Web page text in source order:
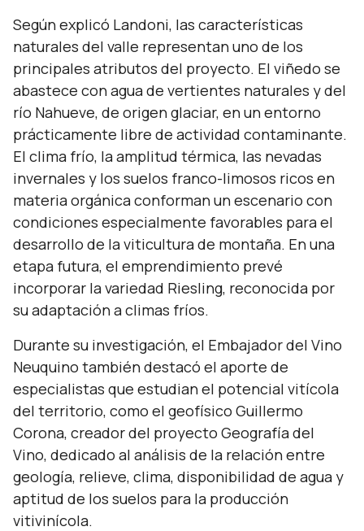
Según explicó Landoni, las características
naturales del valle representan uno de los
principales atributos del proyecto. El viñedo se
abastece con agua de vertientes naturales y del
río Nahueve, de origen glaciar, en un entorno
prácticamente libre de actividad contaminante.
El clima frío, la amplitud térmica, las nevadas
invernales y los suelos franco-limosos ricos en
materia orgánica conforman un escenario con
condiciones especialmente favorables para el
desarrollo de la viticultura de montaña. En una
etapa futura, el emprendimiento prevé
incorporar la variedad Riesling, reconocida por
su adaptación a climas fríos.
Durante su investigación, el Embajador del Vino
Neuquino también destacó el aporte de
especialistas que estudian el potencial vitícola
del territorio, como el geofísico Guillermo
Corona, creador del proyecto Geografía del
Vino, dedicado al análisis de la relación entre
geología, relieve, clima, disponibilidad de agua y
aptitud de los suelos para la producción
vitivinícola.